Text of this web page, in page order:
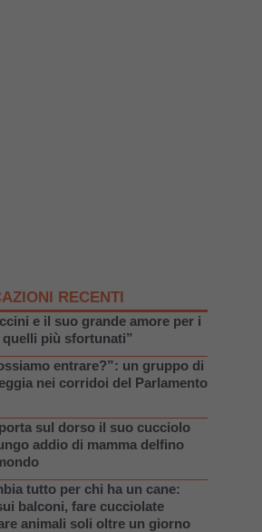
RECENTI
e il suo grande amore per i
più sfortunati”
entrare?”: un gruppo di
nei corridoi del Parlamento
sul dorso il suo cucciolo
addio di mamma delfino
tutto per chi ha un cane:
balconi, fare cucciolate
animali soli oltre un giorno